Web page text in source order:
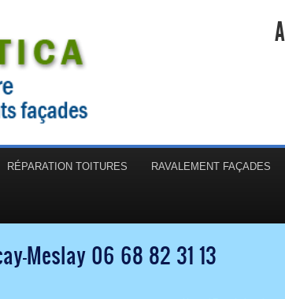
RÉPARATION TOITURES RAVALEMENT FAÇADES
Meslay 06 68 82 31 13